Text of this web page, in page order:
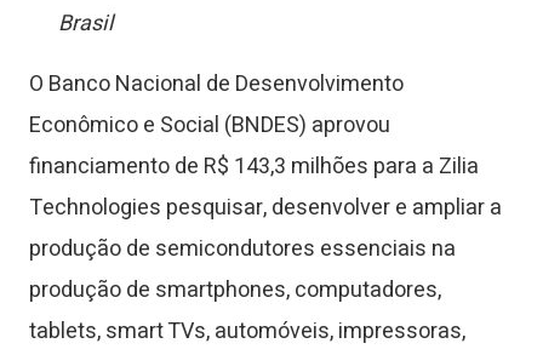
Brasil
O Banco Nacional de Desenvolvimento
Econômico e Social (BNDES) aprovou
financiamento de R$ 143,3 milhões para a Zilia
Technologies pesquisar, desenvolver e ampliar a
produção de semicondutores essenciais na
produção de smartphones, computadores,
tablets, smart TVs, automóveis, impressoras,